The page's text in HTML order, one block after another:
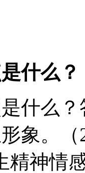
什么？
什么
象。
精神情